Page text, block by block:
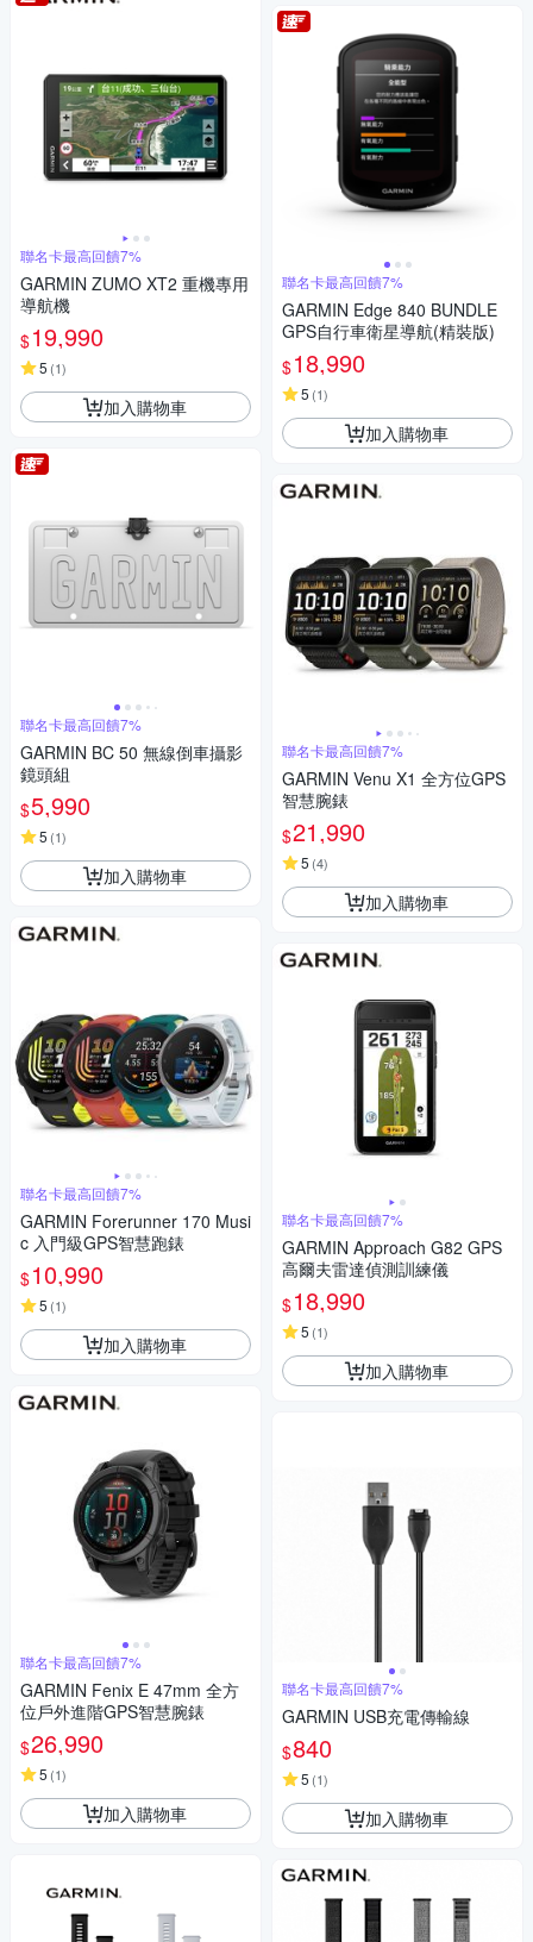
聯名卡最高回饋7%
GARMIN ZUMO XT2 重機專用
導航機
$19,990
5 (1)
加入購物車
聯名卡最高回饋7%
GARMIN BC 50 無線倒車攝影
鏡頭組
$5,990
5 (1)
加入購物車
聯名卡最高回饋7%
GARMIN Forerunner 170 Musi
c 入門級GPS智慧跑錶
$10,990
5 (1)
加入購物車
聯名卡最高回饋7%
GARMIN Fenix E 47mm 全方
位戶外進階GPS智慧腕錶
$26,990
5 (1)
加入購物車
聯名卡最高回饋7%
GARMIN Edge 840 BUNDLE
GPS自行車衛星導航(精裝版)
$18,990
5 (1)
加入購物車
聯名卡最高回饋7%
GARMIN Venu X1 全方位GPS
智慧腕錶
$21,990
5 (4)
加入購物車
聯名卡最高回饋7%
GARMIN Approach G82 GPS
高爾夫雷達偵測訓練儀
$18,990
5 (1)
加入購物車
聯名卡最高回饋7%
GARMIN USB充電傳輸線
$840
5 (1)
加入購物車